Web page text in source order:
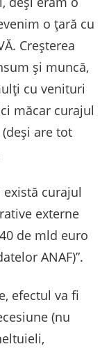
o ţară cu
Creşterea
şi muncă,
cu venituri
măcar curajul
are tot
există curajul
externe
de mld euro
ANAF)”.
efectul va fi
(nu